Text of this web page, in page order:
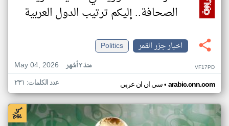
الصحافة.. إليكم ترتيب الدول العربية
اخبار جزر القمر
Politics
May 04, 2026
منذ ٣ أشهر VF17PD
سي ان ان عربي• arabic.cnn.com عدد الكلمات: ٢٣١